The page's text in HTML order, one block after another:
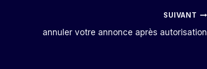
SUIVANT
annuler votre annonce après autorisation